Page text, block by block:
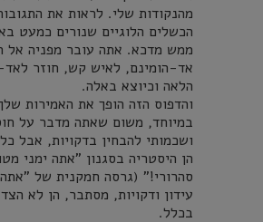
מהנקודות שלי. לראות את
הכשלים הלוגיים שנורים כמעט
ממש מדכא. אתה עובר מפניה אל
אד-הומינם, לאיש קש, חוזר לאד-
הלאה וכיוצא באלה.
והדפוס הזה הופך את האמירות
במיוחד, משום שאתה מדבר על
ושכמותי להבחין בדקויות, אבל
הן היסטריה בסגנון "אתה ימני
סהרורי!" (גרסה חמקנית של
עידון ודקויות, מסתבר, הן לא
בכלל.